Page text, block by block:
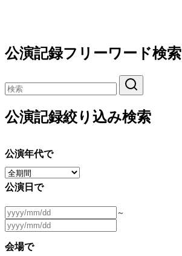
公演記録フリーワード検索
公演記録絞り込み検索
公演年代で
公演日で
～
会場で